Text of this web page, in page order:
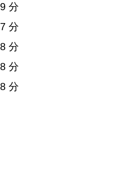
9 分
7 分
8 分
8 分
8 分